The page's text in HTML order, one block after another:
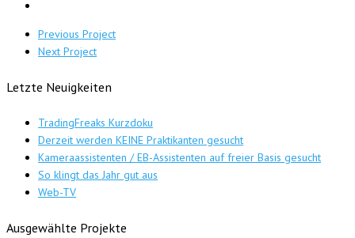
Previous Project
Next Project
Letzte Neuigkeiten
TradingFreaks Kurzdoku
Derzeit werden KEINE Praktikanten gesucht
Kameraassistenten / EB-Assistenten auf freier Basis gesucht
So klingt das Jahr gut aus
Web-TV
Ausgewählte Projekte